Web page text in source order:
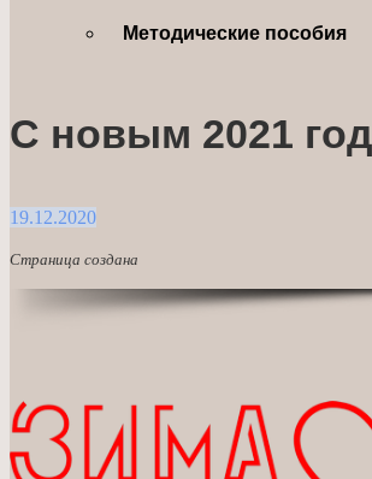
Методические пособия
С новым 2021
19.12.2020
Страница создана